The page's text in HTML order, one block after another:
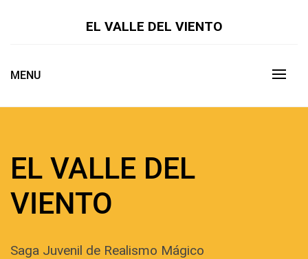
EL VALLE DEL VIENTO
MENU
EL VALLE DEL
VIENTO
Saga Juvenil de Realismo Mágico